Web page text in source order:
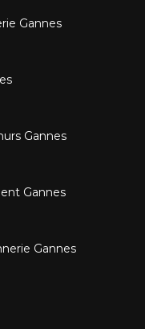
Gannes
Gannes
Gannes
Gannes